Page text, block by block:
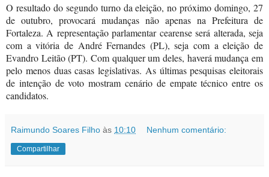
O resultado do segundo turno da eleição, no próximo domingo, 27
de outubro, provocará mudanças não apenas na Prefeitura de
Fortaleza. A representação parlamentar cearense será alterada, seja
com a vitória de André Fernandes (PL), seja com a eleição de
Evandro Leitão (PT). Com qualquer um deles, haverá mudança em
pelo menos duas casas legislativas. As últimas pesquisas eleitorais
de intenção de voto mostram cenário de empate técnico entre os
candidatos.
Raimundo Soares Filho às 10:10 Nenhum comentário:
Compartilhar